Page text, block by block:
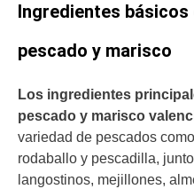
Ingredientes básicos
pescado y marisco
Los ingredientes
pescado y marisco
variedad de pescados
rodaballo y pescadilla,
langostinos, mejillones,